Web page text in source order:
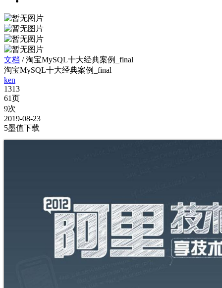
文档 /淘宝MySQL十大经典案例_final
淘宝MySQL十大经典案例_final
ken
1313
61页
9次
2019-08-23
5墨值下载